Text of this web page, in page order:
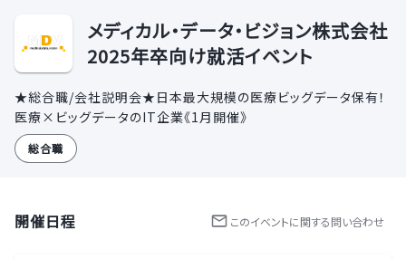
メディカル・データ・ビジョン株式会社
2025年卒向け就活イベント
★総合職/会社説明会★日本最大規模の医療ビッグデータ保有！
医療×ビッグデータのIT企業《1月開催》
総合職
開催日程 このイベントに関する問い合わせ